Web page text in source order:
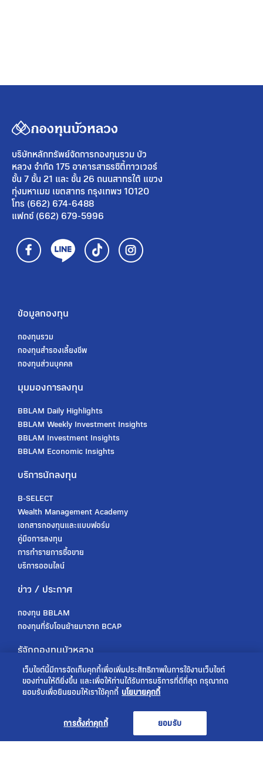
บริษัทหลักทรัพย์จัดการกองทุนรวม บัว
หลวง จำกัด 175 อาคารสาธรซิตี้ทาวเวอร์
ชั้น 7 ชั้น 21 และ ชั้น 26 ถนนสาทรใต้ แขวง
ทุ่งมหาเมฆ เขตสาทร กรุงเทพฯ 10120
โทร (662) 674-6488
แฟกซ์ (662) 679-5996
ข้อมูลกองทุน
กองทุนรวม
กองทุนสํารองเลี้ยงชีพ
กองทุนส่วนบุคคล
มุมมองการลงทุน
BBLAM Daily Highlights
BBLAM Weekly Investment Insights
BBLAM Investment Insights
BBLAM Economic Insights
บริการนักลงทุน
B-SELECT
Wealth Management Academy
เอกสารกองทุนและแบบฟอร์ม
คู่มือการลงทุน
การทำรายการซื้อขาย
บริการออนไลน์
ข่าว / ประกาศ
กองทุน BBLAM
กองทุนที่รับโอนย้ายมาจาก BCAP
รู้จักกองทุนบัวหลวง
เกี่ยวกับเรา
การกำกับดูแล
เว็บไซต์นี้มีการจัดเก็บคุกกี้เพื่อเพิ่มประสิทธิภาพในการใช้งานเว็บไซต์
ของท่านให้ดียิ่งขึ้น และเพื่อให้ท่านได้รับการบริการที่ดีที่สุด กรุณากด
ยอมรับเพื่อยินยอมให้เราใช้คุกกี้ นโยบายคุกกี้
การตั้งค่าคุกกี้ ยอมรับ